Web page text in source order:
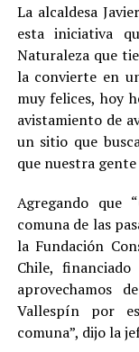
La alcaldesa
esta iniciativa
Naturaleza que
la convierte en
muy felices, hoy
avistamiento de
un sitio que
que nuestra
Agregando que
comuna de las
la Fundación
Chile,
aprovechamos
Vallespín por
comuna”, dijo la